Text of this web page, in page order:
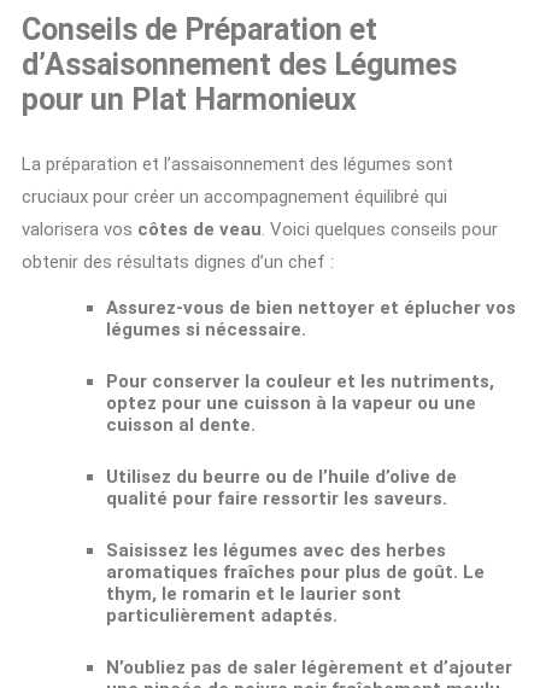
Conseils de Préparation et
d’Assaisonnement des Légumes
pour un Plat Harmonieux
La préparation et l’assaisonnement des légumes sont
cruciaux pour créer un accompagnement équilibré qui
valorisera vos côtes de veau . Voici quelques conseils pour
obtenir des résultats dignes d’un chef :
Assurez-vous de bien nettoyer et éplucher vos
légumes si nécessaire.
Pour conserver la couleur et les nutriments,
optez pour une cuisson à la vapeur ou une
cuisson al dente.
Utilisez du beurre ou de l’huile d’olive de
qualité pour faire ressortir les saveurs.
Saisissez les légumes avec des herbes
aromatiques fraîches pour plus de goût. Le
thym, le romarin et le laurier sont
particulièrement adaptés.
N’oubliez pas de saler légèrement et d’ajouter